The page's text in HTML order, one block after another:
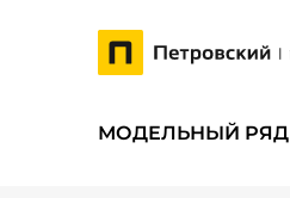
МОДЕЛЬНЫЙ РЯД